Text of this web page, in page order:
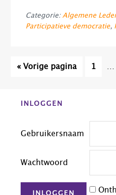
Categorie:Algemene
Participatieve democratie,
« Ga
Vorige pagina Pagina
1 …
Before
INLOGGEN
Gebruikersnaam
Wachtwoord